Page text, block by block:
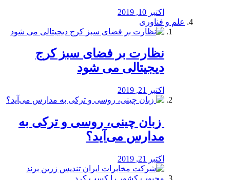
اکتبر 10, 2019
علم و فناوری
نظارت بر فضای سبز کرج
دیجیتالی می شود
اکتبر 21, 2019
️ زبان چینی، روسی و ترکی به
مدارس می‌آید؟
اکتبر 21, 2019